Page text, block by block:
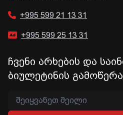
+995 599 21 13 31
+995 599 25 13 31
ჩვენი არხების და
ბიულეტინის გამოწერა